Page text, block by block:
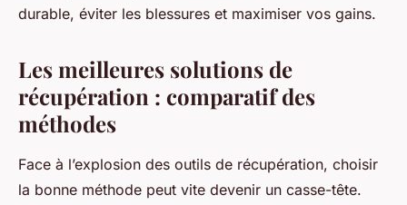
durable, éviter les blessures et maximiser vos gains.
Les meilleures solutions de
récupération : comparatif des
méthodes
Face à l’explosion des outils de récupération, choisir
la bonne méthode peut vite devenir un casse-tête.